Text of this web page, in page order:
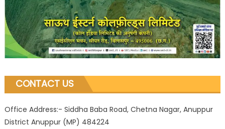
CONTACT US
Office Address:- Siddha Baba Road, Chetna Nagar, Anuppur
District Anuppur (MP) 484224